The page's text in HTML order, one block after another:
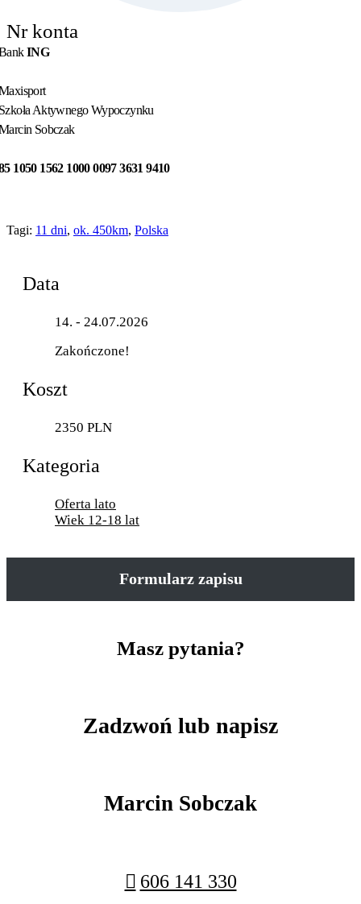
Nr konta
ING
Aktywnego Wypoczynku
Sobczak
1050 1562 1000 0097 3631 9410
Tagi: 11 dni, ok. 450km, Polska
Data
14. - 24.07.2026
Zakończone!
Koszt
2350 PLN
Kategoria
Oferta lato
Wiek 12-18 lat
Formularz zapisu
Masz pytania?
Zadzwoń lub napisz
Marcin Sobczak
606 141 330